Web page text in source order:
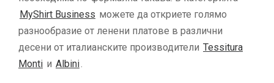
MyShirt Business можете да откриете голямо
разнообразие от ленени платове в различни
десени от италианските производители Tessitura
Monti и Albini.